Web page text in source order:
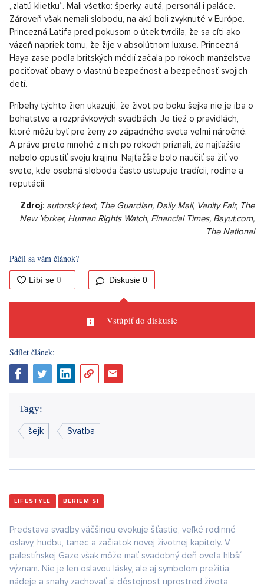
„zlatú klietku“. Mali všetko: šperky, autá, personál i paláce.
Zároveň však nemali slobodu, na akú boli zvyknuté v Európe.
Princezná Latifa pred pokusom o útek tvrdila, že sa cíti ako
väzeň napriek tomu, že žije v absolútnom luxuse. Princezná
Haya zase podľa britských médií začala po rokoch manželstva
pociťovať obavy o vlastnú bezpečnosť a bezpečnosť svojich
detí.
Príbehy týchto žien ukazujú, že život po boku šejka nie je iba o
bohatstve a rozprávkových svadbách. Je tiež o pravidlách,
ktoré môžu byť pre ženy zo západného sveta veľmi náročné.
A práve preto mnohé z nich po rokoch priznali, že najťažšie
nebolo opustiť svoju krajinu. Najťažšie bolo naučiť sa žiť vo
svete, kde osobná sloboda často ustupuje tradícii, rodine a
reputácii.
Zdroj: autorský text, The Guardian, Daily Mail, Vanity Fair, The
New Yorker, Human Rights Watch, Financial Times, Bayut.com,
The National
Páčil sa vám článok?
Diskusie 0
Vstúpiť do diskusie
Sdílet článek:
Tagy:
šejk Svatba
LIFESTYLE BERIEM SI
Predstava svadby väčšinou evokuje šťastie, veľké rodinné
oslavy, hudbu, tanec a začiatok novej životnej kapitoly. V
palestínskej Gaze však môže mať svadobný deň oveľa hlbší
význam. Nie je len oslavou lásky, ale aj symbolom prežitia,
nádeje a snahy zachovať si dôstojnosť uprostred života